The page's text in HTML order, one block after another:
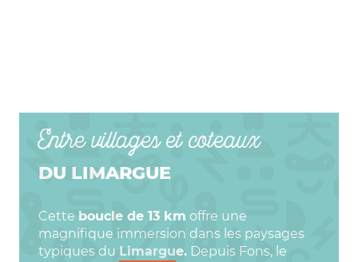
Entre villages et coteaux
DU LIMARGUE
Cette boucle de 13 km offre une
magnifique immersion dans les paysages
typiques du Limargue. Depuis Fons, le